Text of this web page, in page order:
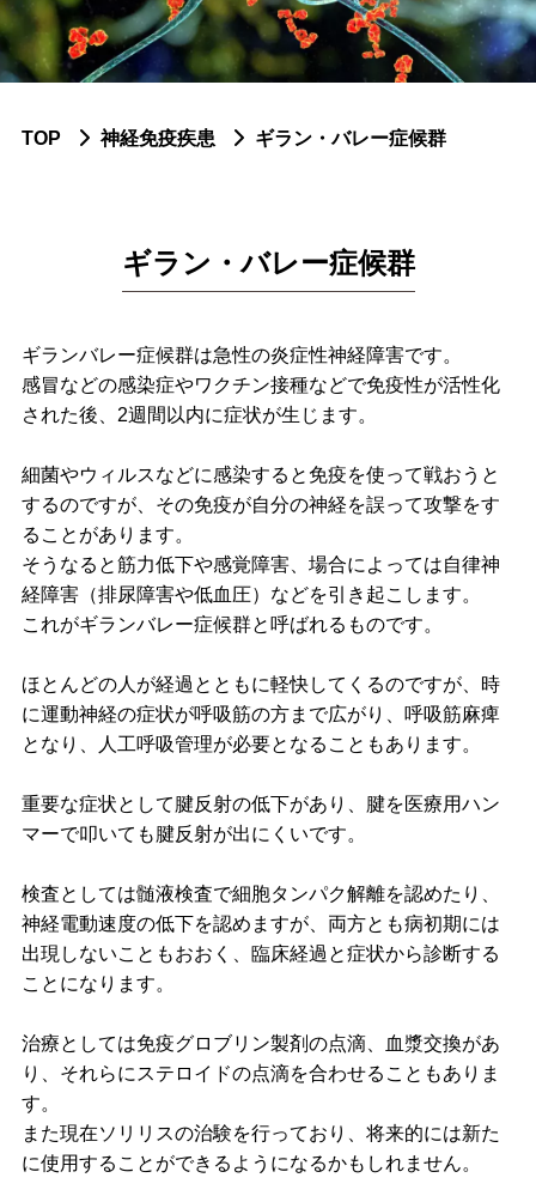
TOP 神経免疫疾患 ギラン・バレー症候群
ギラン・バレー症候群
ギランバレー症候群は急性の炎症性神経障害です。
感冒などの感染症やワクチン接種などで免疫性が活性化
された後、2週間以内に症状が生じます。
細菌やウィルスなどに感染すると免疫を使って戦おうと
するのですが、その免疫が自分の神経を誤って攻撃をす
ることがあります。
そうなると筋力低下や感覚障害、場合によっては自律神
経障害（排尿障害や低血圧）などを引き起こします。
これがギランバレー症候群と呼ばれるものです。
ほとんどの人が経過とともに軽快してくるのですが、時
に運動神経の症状が呼吸筋の方まで広がり、呼吸筋麻痺
となり、人工呼吸管理が必要となることもあります。
重要な症状として腱反射の低下があり、腱を医療用ハン
マーで叩いても腱反射が出にくいです。
検査としては髄液検査で細胞タンパク解離を認めたり、
神経電動速度の低下を認めますが、両方とも病初期には
出現しないこともおおく、臨床経過と症状から診断する
ことになります。
治療としては免疫グロブリン製剤の点滴、血漿交換があ
り、それらにステロイドの点滴を合わせることもありま
す。
また現在ソリリスの治験を行っており、将来的には新た
に使用することができるようになるかもしれません。
脳神経内科疾患
認知症
パーキンソン症候群
脳血管障害
末梢神経障害
神経免疫疾患
筋疾患
脊
髄小脳変性症
筋萎縮性側索硬化症（ALS）
小児科
お知らせ・コラム